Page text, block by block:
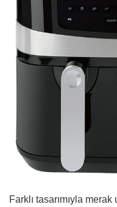
Farklı tasarımıyla